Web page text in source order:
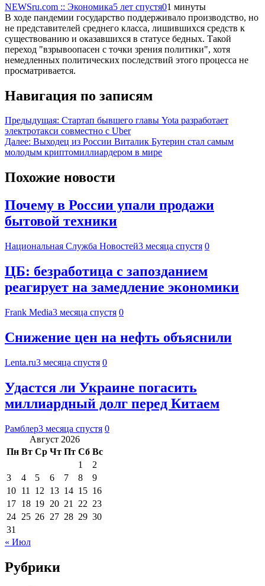
NEWSru.com :: Экономика5 лет спустя01 минуты
В ходе пандемии государство поддерживало производство, но
не представителей среднего класса, лишившихся средств к
существованию и оказавшихся в статусе бедных. Такой
переход "взрывоопасен с точки зрения политики", хотя
немедленных политических последствий этого процесса не
просматривается.
Навигация по записям
Предыдущая: Стартап бывшего главы Yota разработает
электротакси совместно с Uber
Далее: Выходец из России Виталик Бутерин стал самым
молодым криптомиллиардером в мире
Похожие новости
Почему в России упали продажи
бытовой техники
Национальная Служба Новостей3 месяца спустя 0
ЦБ: безработица с запозданием
реагирует на замедление экономики
Frank Media3 месяца спустя 0
Снижение цен на нефть объяснили
Lenta.ru3 месяца спустя 0
Удастся ли Украине погасить
миллиардный долг перед Китаем
Рамблер3 месяца спустя 0
Август 2026
Пн Вт Ср Чт Пт Сб Вс
1
2
3
4 5 6 7 8
9
10 11 12 13 14 15 16
17 18 19 20 21 22 23
24 25 26 27 28 29 30
31
« Июл
Рубрики